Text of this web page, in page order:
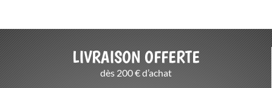
LIVRAISON OFFERTE
dès 200 € d’achat